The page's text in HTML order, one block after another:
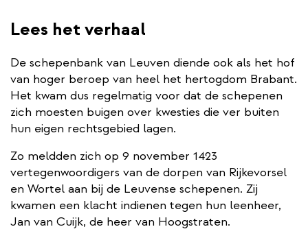
Lees het verhaal
De schepenbank van Leuven diende ook als het hof
van hoger beroep van heel het hertogdom Brabant.
Het kwam dus regelmatig voor dat de schepenen
zich moesten buigen over kwesties die ver buiten
hun eigen rechtsgebied lagen.
Zo meldden zich op 9 november 1423
vertegenwoordigers van de dorpen van Rijkevorsel
en Wortel aan bij de Leuvense schepenen. Zij
kwamen een klacht indienen tegen hun leenheer,
Jan van Cuijk, de heer van Hoogstraten.